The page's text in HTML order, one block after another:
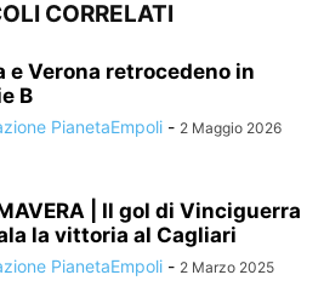
CORRELATI
e Verona retrocedeno in
B
PianetaEmpoli - 2 Maggio 2026
| Il gol di Vinciguerra
la vittoria al Cagliari
PianetaEmpoli - 2 Marzo 2025